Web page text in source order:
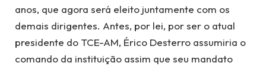
anos, que agora será eleito juntamente com os
demais dirigentes. Antes, por lei, por ser o atual
presidente do TCE-AM, Érico Desterro assumiria o
comando da instituição assim que seu mandato